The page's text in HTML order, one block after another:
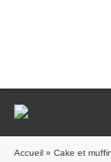
Accueil » Cake et